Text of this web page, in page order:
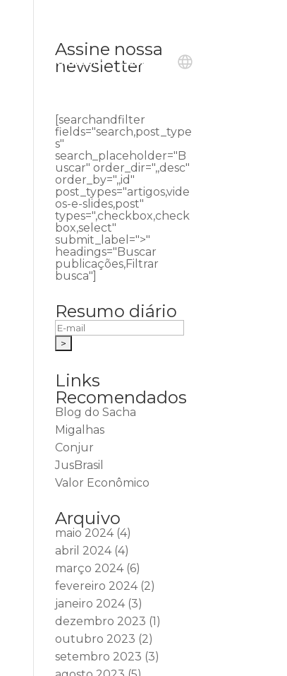
Ouvidoria Contato
Assine nossa
newsletter
[searchandfilter
fields="search,post_type
s"
search_placeholder="B
uscar" order_dir=",,desc"
order_by=",,id"
post_types="artigos,vide
os-e-slides,post"
types=",checkbox,check
box,select"
submit_label=">"
headings="Buscar
publicações,Filtrar
busca"]
Resumo diário
Links
Recomendados
Blog do Sacha
Migalhas
Conjur
JusBrasil
Valor Econômico
Arquivo
maio 2024(4)
abril 2024(4)
março 2024(6)
fevereiro 2024(2)
janeiro 2024(3)
dezembro 2023 (1)
outubro 2023 (2)
setembro 2023 (3)